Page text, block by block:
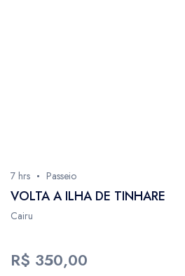
7 hrs Passeio
VOLTA A ILHA DE TINHARE
Cairu
R$ 350,00